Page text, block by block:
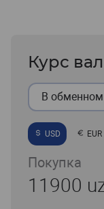
Курс
В обменном
USD EUR
Покупка
11900